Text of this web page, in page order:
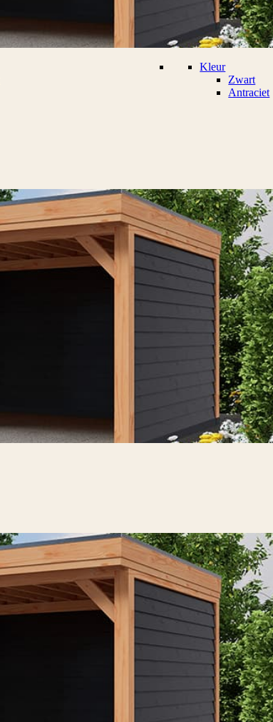
Kleur
Zwart
Antraciet